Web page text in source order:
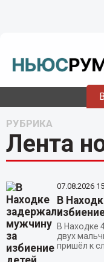
РУБРИКА
Лента
07.08.2026
В
В Находке
двух
пришёл к